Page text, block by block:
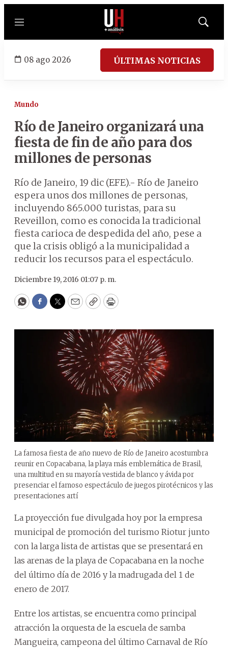
Menú
Mostrar
08 ago 2026 ÚLTIMAS NOTICIAS
Mundo
Río de Janeiro organizará una
fiesta de fin de año para dos
millones de personas
Río de Janeiro, 19 dic (EFE).- Río de Janeiro
espera unos dos millones de personas,
incluyendo 865.000 turistas, para su
Reveillon, como es conocida la tradicional
fiesta carioca de despedida del año, pese a
que la crisis obligó a la municipalidad a
reducir los recursos para el espectáculo.
Diciembre 19, 2016 01:07 p. m.
WhatsApp
Facebook
Twitter
EmailCopyPrint
La famosa fiesta de año nuevo de Río de Janeiro acostumbra
reunir en Copacabana, la playa más emblemática de Brasil,
una multitud en su mayoría vestida de blanco y ávida por
presenciar el famoso espectáculo de juegos pirotécnicos y las
presentaciones artí
La proyección fue divulgada hoy por la empresa
municipal de promoción del turismo Riotur junto
con la larga lista de artistas que se presentará en
las arenas de la playa de Copacabana en la noche
del último día de 2016 y la madrugada del 1 de
enero de 2017.
Entre los artistas, se encuentra como principal
atracción la orquesta de la escuela de samba
Mangueira, campeona del último Carnaval de Río